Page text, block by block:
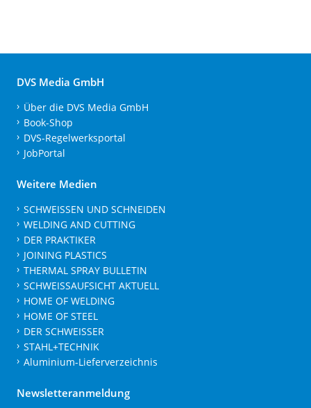
DVS Media GmbH
Über die DVS Media GmbH
Book-Shop
DVS-Regelwerksportal
JobPortal
Weitere Medien
SCHWEISSEN UND SCHNEIDEN
WELDING AND CUTTING
DER PRAKTIKER
JOINING PLASTICS
THERMAL SPRAY BULLETIN
SCHWEISSAUFSICHT AKTUELL
HOME OF WELDING
HOME OF STEEL
DER SCHWEISSER
STAHL+TECHNIK
Aluminium-Lieferverzeichnis
Newsletteranmeldung